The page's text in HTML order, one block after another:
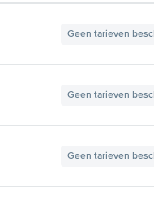
Geen tarieven
Geen tarieven
Geen tarieven